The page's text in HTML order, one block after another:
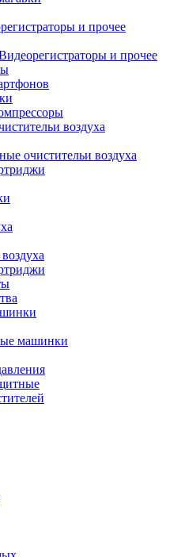
и прочее
и прочее
воздуха
очистительи воздуха
машинки